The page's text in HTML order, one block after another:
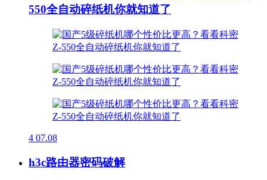
550全自动碎纸机你就知道了
4 07.08
h3c路由器密码破解